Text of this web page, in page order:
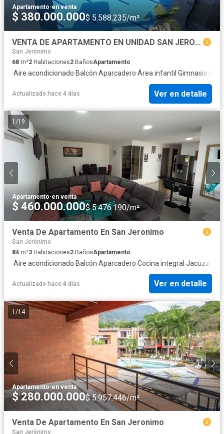
Apartamento·en venta
$ 380.000.000$ 5.588.235/m²
VENTA DE APARTAMENTO EN UNIDAD SAN JERONIMO
San Jerónimo
68 m²2 Habitaciones2 BañosApartamento
·Aire acondicionado·Balcón·Aparcadero·Área infantil ·Gimnasio·
Actualizado hace 4 días Ver en detalle
1 /19
Apartamento·en venta
$ 460.000.000$ 5.476.190/m²
Venta De Apartamento En San Jeronimo
San Jerónimo
84 m²3 Habitaciones2 BañosApartamento
·Aire acondicionado·Balcón·Aparcadero·Cocina integral ·Jacuzzi
Actualizado hace 4 días Ver en detalle
1 /14
Apartamento·en venta
$ 280.000.000$ 5.957.446/m²
Venta De Apartamento En San Jeronimo
San Jerónimo